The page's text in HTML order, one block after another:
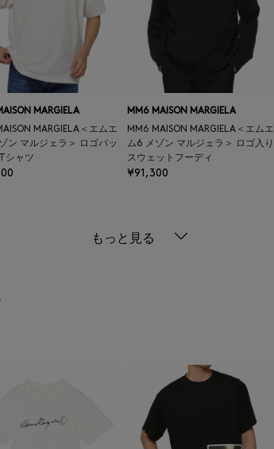
MARGIELA
MARGIELA＜エムエ
ン マルジェラ＞ ロゴパッ
シャツ
MM6 MAISON MARGIELA
MM6 MAISON MARGIELA＜エムエ
ム6 メゾン マルジェラ＞ ロゴ入り
スウェットフーディ
¥91,300
もっと見る